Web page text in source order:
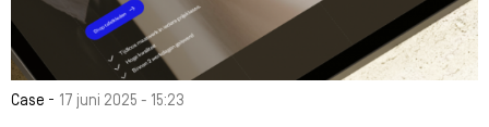
Case - 17 juni 2025 - 15:23